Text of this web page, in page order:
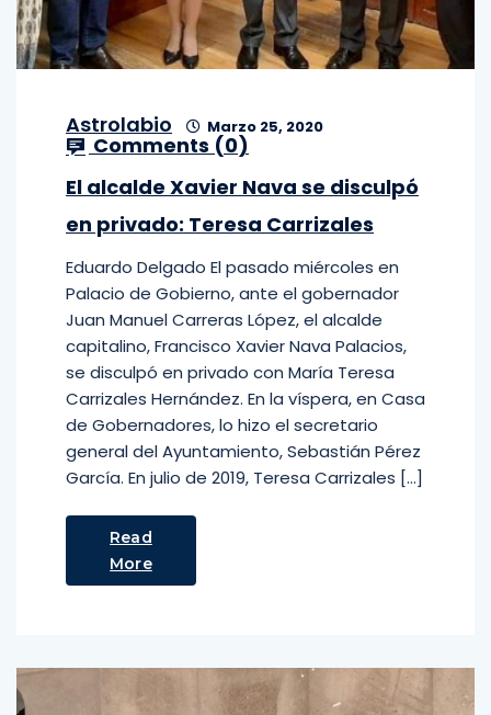
Astrolabio Marzo 25, 2020
Comments (0)
El alcalde Xavier Nava se disculpó
en privado: Teresa Carrizales
Eduardo Delgado El pasado miércoles en
Palacio de Gobierno, ante el gobernador
Juan Manuel Carreras López, el alcalde
capitalino, Francisco Xavier Nava Palacios,
se disculpó en privado con María Teresa
Carrizales Hernández. En la víspera, en Casa
de Gobernadores, lo hizo el secretario
general del Ayuntamiento, Sebastián Pérez
García. En julio de 2019, Teresa Carrizales […]
Read
More